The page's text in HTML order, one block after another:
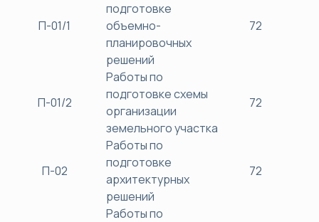
П-01/1
подготовке
объемно-
планировочных
решений
72
П-01/2
Работы по
подготовке схемы
организации
земельного участка
72
П-02
Работы по
подготовке
архитектурных
решений
72
Работы по